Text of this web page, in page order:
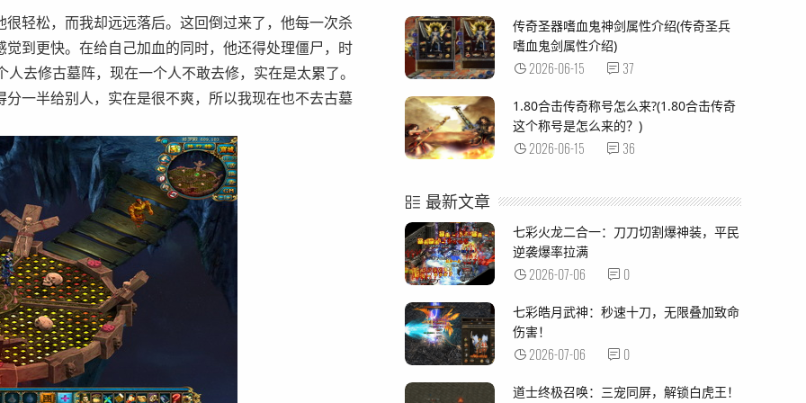
松，而我却远远落后。这回倒过来了，他每一次杀
到更快。在给自己加血的同时，他还得处理僵尸，时
去修古墓阵，现在一个人不敢去修，实在是太累了。
一半给别人，实在是很不爽，所以我现在也不去古墓
传奇圣器嗜血鬼神剑属性介绍(传奇圣兵
嗜血鬼剑属性介绍)
2026-06-15 37
1.80合击传奇称号怎么来?(1.80合击传奇
这个称号是怎么来的？)
2026-06-15 36
最新文章
七彩火龙二合一：刀刀切割爆神装，平民
逆袭爆率拉满
2026-07-06 0
七彩皓月武神：秒速十刀，无限叠加致命
伤害！
2026-07-06 0
道士终极召唤：三宠同屏，解锁白虎王！